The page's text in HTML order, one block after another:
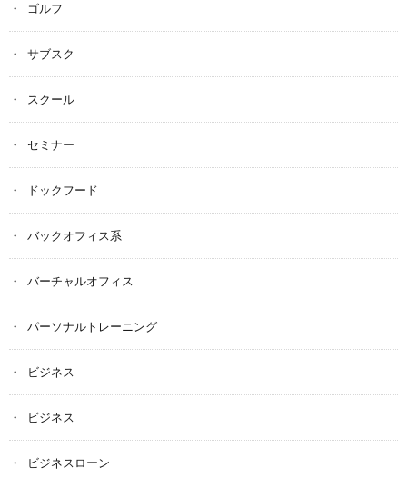
ゴルフ
サブスク
スクール
セミナー
ドックフード
バックオフィス系
バーチャルオフィス
パーソナルトレーニング
ビジネス
ビジネス
ビジネスローン